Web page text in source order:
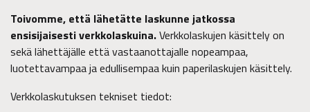
Toivomme, että lähetätte laskunne jatkossa
ensisijaisesti verkkolaskuina.Verkkolaskujen käsittely on
sekä lähettäjälle että vastaanottajalle nopeampaa,
luotettavampaa ja edullisempaa kuin paperilaskujen käsittely.
Verkkolaskutuksen tekniset tiedot: